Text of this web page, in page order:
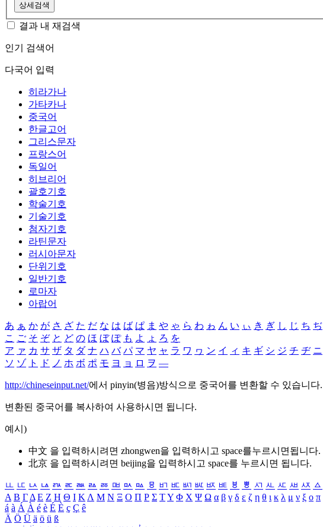
상세검색
결과 내 재검색
인기 검색어
다국어 입력
히라가나
가타카나
중국어
한글고어
그리스문자
프랑스어
독일어
히브리어
괄호기호
학술기호
기술기호
첨자기호
라틴문자
러시아문자
단위기호
일반기호
로마자
아랍어
あ ぁ か が さ ざ た だ な は ば ぱ ま や ゃ ら わ ゎ ん い ぃ き ぎ し じ ち ぢ
こ ご そ ぞ と ど の ほ ぼ ぽ も よ ょ ろ を
ア ァ カ サ ザ タ ダ ナ ハ バ パ マ ヤ ャ ラ ワ ヮ ン イ ィ キ ギ シ ジ チ ヂ ニ
ソ ゾ ト ド ノ ホ ボ ポ モ ヨ ョ ロ ヲ ―
http://chineseinput.net/에서 pinyin(병음)방식으로 중국어를 변환할 수 있습니다.
변환된 중국어를 복사하여 사용하시면 됩니다.
예시)
中文 을 입력하시려면 zhongwen을 입력하시고 space를누르시면됩니다.
北京 을 입력하시려면 beijing을 입력하시고 space를 누르시면 됩니다.
ㅥ ㅦ ㅧ ㅨ ㅩ ㅪ ㅫ ㅬ ㅭ ㅮ ㅯ ㅰ ㅱ ㅲ ㅳ ㅴ ㅵ ㅶ ㅷ ㅸ ㅹ ㅺ ㅻ ㅼ ㅽ ㅾ ㅿ
Α Β ΓΔ Ε Ζ Η Θ Ι ΚΛ Μ Ν Ξ Ο Π Ρ Σ ΤΥ Φ Χ Ψ Ω α β γ δ ε ζ η θ ι κ λ μ ν ξ ο π
á à Á À é è É È ç Ç ê
Ä Ö Ü ä ö ü ß